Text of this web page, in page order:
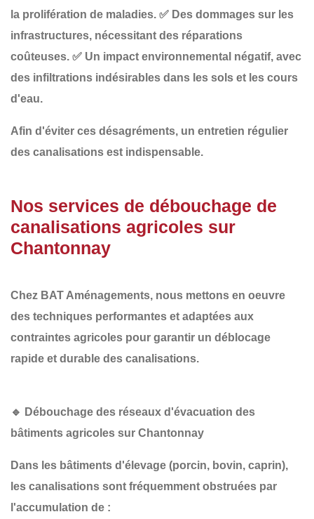
la prolifération de maladies. ✅ Des dommages sur les
infrastructures, nécessitant des réparations
coûteuses. ✅ Un impact environnemental négatif, avec
des infiltrations indésirables dans les sols et les cours
d'eau.
Afin d'éviter ces désagréments, un entretien régulier
des canalisations est indispensable.
Nos services de débouchage de
canalisations agricoles sur
Chantonnay
Chez BAT Aménagements, nous mettons en oeuvre
des techniques performantes et adaptées aux
contraintes agricoles pour garantir un déblocage
rapide et durable des canalisations.
🔹 Débouchage des réseaux d'évacuation des
bâtiments agricoles sur Chantonnay
Dans les bâtiments d'élevage (porcin, bovin, caprin),
les canalisations sont fréquemment obstruées par
l'accumulation de :